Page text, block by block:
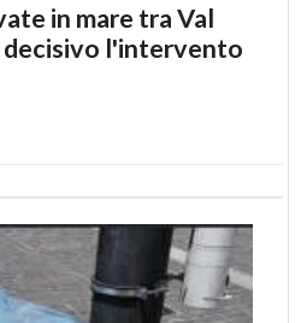
in mare tra Val
decisivo l'intervento